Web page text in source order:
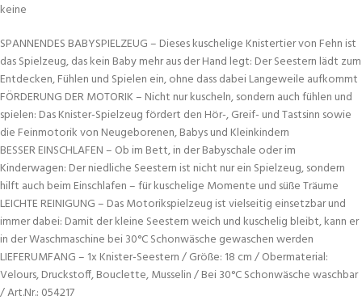
keine
SPANNENDES BABYSPIELZEUG – Dieses kuschelige Knistertier von Fehn ist
das Spielzeug, das kein Baby mehr aus der Hand legt: Der Seestern lädt zum
Entdecken, Fühlen und Spielen ein, ohne dass dabei Langeweile aufkommt
FÖRDERUNG DER MOTORIK – Nicht nur kuscheln, sondern auch fühlen und
spielen: Das Knister-Spielzeug fördert den Hör-, Greif- und Tastsinn sowie
die Feinmotorik von Neugeborenen, Babys und Kleinkindern
BESSER EINSCHLAFEN – Ob im Bett, in der Babyschale oder im
Kinderwagen: Der niedliche Seestern ist nicht nur ein Spielzeug, sondern
hilft auch beim Einschlafen – für kuschelige Momente und süße Träume
LEICHTE REINIGUNG – Das Motorikspielzeug ist vielseitig einsetzbar und
immer dabei: Damit der kleine Seestern weich und kuschelig bleibt, kann er
in der Waschmaschine bei 30°C Schonwäsche gewaschen werden
LIEFERUMFANG – 1x Knister-Seestern / Größe: 18 cm / Obermaterial:
Velours, Druckstoff, Bouclette, Musselin / Bei 30°C Schonwäsche waschbar
/ Art.Nr.: 054217